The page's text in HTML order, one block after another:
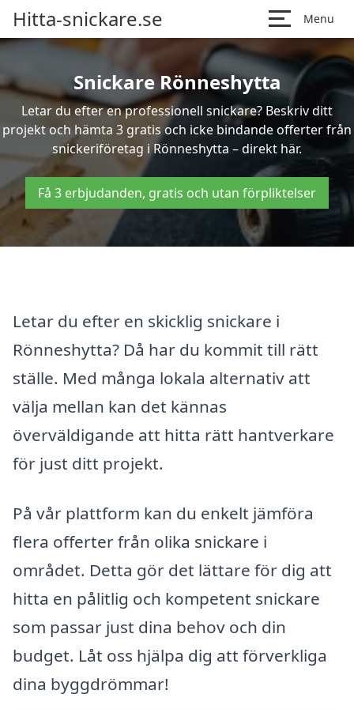
Hitta-snickare.se Menu
Snickare Rönneshytta
Letar du efter en professionell snickare? Beskriv ditt
projekt och hämta 3 gratis och icke bindande offerter från
snickeriföretag i Rönneshytta – direkt här.
Få 3 erbjudanden, gratis och utan förpliktelser
Letar du efter en skicklig snickare i
Rönneshytta? Då har du kommit till rätt
ställe. Med många lokala alternativ att
välja mellan kan det kännas
överväldigande att hitta rätt hantverkare
för just ditt projekt.
På vår plattform kan du enkelt jämföra
flera offerter från olika snickare i
området. Detta gör det lättare för dig att
hitta en pålitlig och kompetent snickare
som passar just dina behov och din
budget. Låt oss hjälpa dig att förverkliga
dina byggdrömmar!